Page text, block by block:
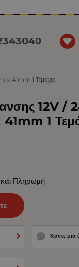
x 41mm 1 Τεμάχιο
12V /
1
Πληρωμή
Κάντε μια